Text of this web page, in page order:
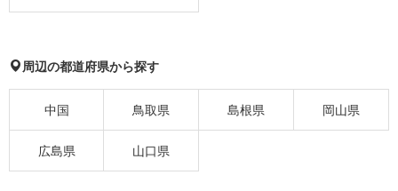
周辺の都道府県から探す
中国 鳥取県 島根県 岡山県
広島県 山口県